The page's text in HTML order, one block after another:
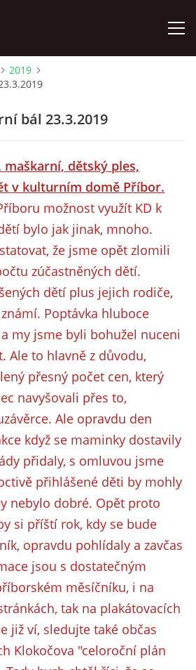
© 2026 eStránky.cz
2019
bál 23.3.2019
maškarní, dětský ples,
v kulturním domě Příbor.
možnost využít KD k
bylo jak jinak, mnoho.
že jsme opět zlomili
zúčastněných dětí.
dětí plus jejich rodiče,
Poptávka hluboce
my jsme byli bohužel nuceni
Ale to hlavně z důvodu,
přesný počet cen, který
navyšovali přes to,
Ale opravdu den
když se maminky dostavily
přidaly, s omluvou jsme
přihlášené děti by mohly
nebylo dobré. Opět proto
si příští rok, kdy se bude
opravdu pohlídaly a zavčas
jsou s dostatečným
měsíčníku, i na
tak na plakátovacích
již ví, sledujte také občas
Klokočova "celoroční plán